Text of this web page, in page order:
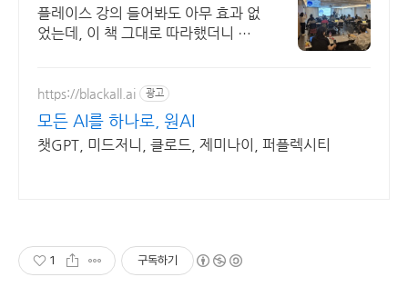
님은 꼭 보셔야되요!
플레이스 강의 들어봐도 아무 효과 없
었는데, 이 책 그대로 따라했더니 매
https://blackall.ai 광고
모든 AI를 하나로, 원AI
챗GPT, 미드저니, 클로드, 제미나이, 퍼플렉시티
1 구독하기